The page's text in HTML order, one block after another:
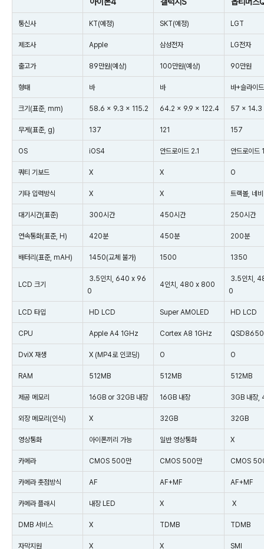
통신사 KT(예정) SKT(예정) LGT
제조사 Apple 삼성전자 LG전자
출고가 89만원(예상) 100만원(예상) 90만원
형태 바 바 바+슬라이드
크기(표준, mm) 58.6 x 9.3 x 115.2 64.2 x 9.9 x 122.4 57 x 14.3
무게(표준, g) 137 121 157
OS iOS4 안드로이드 2.1 안드로이드
쿼티 기보드 X X O
기타 입력방식 X X 트랙볼, 네
대기시간(표준) 300시간 450시간 250시간
연속통화(표준, H) 420분 450분 200분
배터리(표준, mAH) 1450(교체 불가) 1500 1350
LCD 크기
3.5인치, 640 x 96
0
4인치, 480 x 800
3.5인치,
0
LCD 타입 HD LCD Super AMOLED HD LCD
CPU Apple A4 1GHz Cortex A8 1GHz
DviX 재생 X (MP4로 인코딩) O O
RAM 512MB 512MB 512MB
제공 메모리 16GB or 32GB 내장 16GB 내장 3GB 내장,
외장 메모리(인식) X 32GB 32GB
영상통화 아이폰끼리 가능 일반 영상통화 X
카메라 CMOS 500만 CMOS 500만 CMOS
카메라 촛점방식 AF AF+MF AF+MF
카메라 플래시 내장 LED X X
DMB 서비스 X TDMB TDMB
자막지원 X X SMI